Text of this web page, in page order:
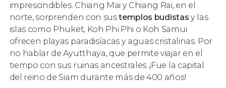
imprescindibles. Chiang Mai y Chiang Rai, en el
norte, sorprenden con sustemplos budistas y las
islas como Phuket, Koh Phi Phi o Koh Samui
ofrecen playas paradisíacas y aguas cristalinas. Por
no hablar de Ayutthaya, que permite viajar en el
tiempo con sus ruinas ancestrales. ¡Fue la capital
del reino de Siam durante más de 400 años!